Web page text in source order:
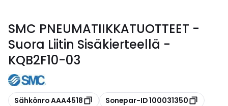
SMC PNEUMATIIKKATUOTTEET -
Suora Liitin Sisäkierteellä -
KQB2F10-03
Kopioi
Sähkönro AAA4518 Kopioi
Sonepar-ID 100031350